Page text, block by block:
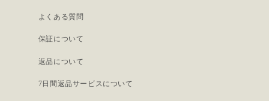
よくある質問
保証について
返品について
7日間返品サービスについて